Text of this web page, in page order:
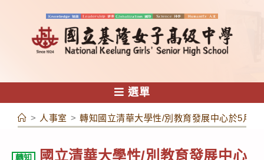
容
選單
> 人事室 > 轉知國立清華大學性/別教育發展中心於5月
轉知
國立清華大學性/別教育發展中心